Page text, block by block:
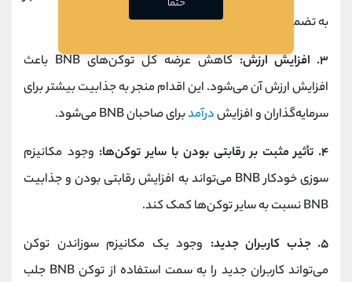
به تضمین پایداری ارزش توکن می‌شود.
۳. افزایش ارزش:
کاهش عرضه کل توکن‌های BNB باعث
افزایش ارزش آن می‌شود. این اقدام منجر به جذابیت بیشتر برای
سرمایه‌گذاران و افزایشدرآمدبرای صاحبان BNB می‌شود.
۴. تأثیر مثبت بر رقابتی بودن با سایر توکن‌ها:
وجود مکانیزم
سوزی خودکار BNB می‌تواند به افزایش رقابتی بودن و جذابیت
BNB نسبت به سایر توکن‌ها کمک کند.
۵. جذب کاربران جدید:
وجود یک مکانیزم سوزاندن توکن
می‌تواند کاربران جدید را به سمت استفاده از توکن BNB جلب
حتما